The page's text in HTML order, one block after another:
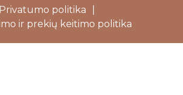
Privatumo politika
ir prekių keitimo politika